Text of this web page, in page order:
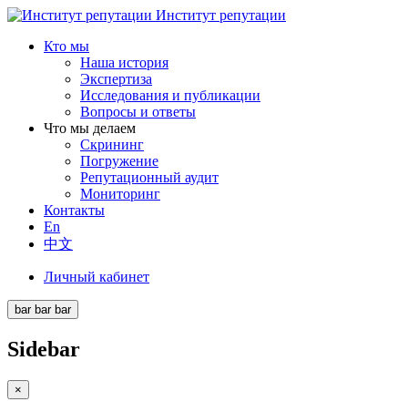
Институт репутации
Кто мы
Наша история
Экспертиза
Исследования и публикации
Вопросы и ответы
Что мы делаем
Скрининг
Погружение
Репутационный аудит
Мониторинг
Контакты
En
中文
Личный кабинет
bar bar bar
Sidebar
×